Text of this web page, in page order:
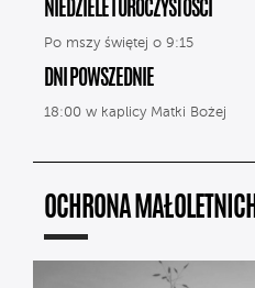
NIEDZIELE I UROCZYSTOŚCI
Po mszy świętej o 9:15
DNI POWSZEDNIE
18:00 w kaplicy Matki Bożej
OCHRONA MAŁOLETNICH